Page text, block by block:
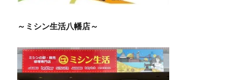
～ミシン生活八幡店～